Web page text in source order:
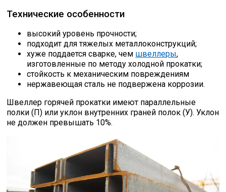
Круг
Профлист
Столбы заборные
Сетка кладочная
Технические особенности
высокий уровень прочности;
подходит для тяжелых металлоконструкций;
хуже поддается сварке, чем швеллеры,
изготовленные по методу холодной прокатки;
стойкость к механическим повреждениям
нержавеющая сталь не подвержена коррозии.
Швеллер горячей прокатки имеют параллельные
полки (П) или уклон внутренних граней полок (У). Уклон
не должен превышать 10%.